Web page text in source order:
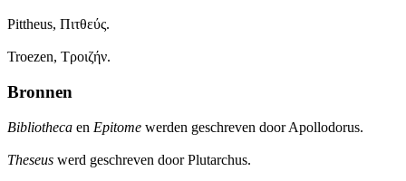
Pittheus, Πιτθεύς.
Troezen, Τροιζήν.
Bronnen
Bibliotheca en Epitome werden geschreven door Apollodorus.
Theseus werd geschreven door Plutarchus.